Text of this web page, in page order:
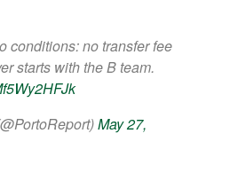
conditions: no transfer fee
starts with the B team.
May 27,